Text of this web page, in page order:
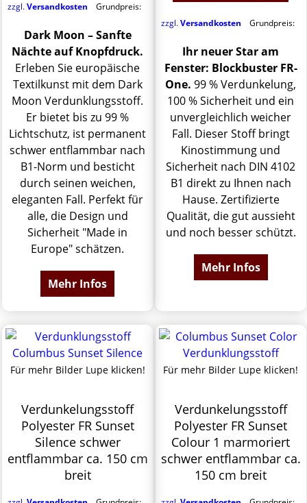
zzgl.Versandkosten Grundpreis:
Dark Moon – Sanfte
Nächte auf Knopfdruck.
Erleben Sie europäische
Textilkunst mit dem Dark
Moon Verdunklungsstoff.
Er bietet bis zu 99 %
Lichtschutz, ist permanent
schwer entflammbar nach
B1-Norm und besticht
durch seinen weichen,
eleganten Fall. Perfekt für
alle, die Design und
Sicherheit "Made in
Europe" schätzen.
Mehr Infos
zzgl.Versandkosten Grundpreis:
Ihr neuer Star am
Fenster: Blockbuster FR-
One. 99 % Verdunkelung,
100 % Sicherheit und ein
unvergleichlich weicher
Fall. Dieser Stoff bringt
Kinostimmung und
Sicherheit nach DIN 4102
B1 direkt zu Ihnen nach
Hause. Zertifizierte
Qualität, die gut aussieht
und noch besser schützt.
Mehr Infos
Für mehr Bilder Lupe klicken!
Verdunkelungsstoff
Polyester FR Sunset
Silence schwer
entflammbar ca. 150 cm
breit
Für mehr Bilder Lupe klicken!
Verdunkelungsstoff
Polyester FR Sunset
Colour 1 marmoriert
schwer entflammbar ca.
150 cm breit